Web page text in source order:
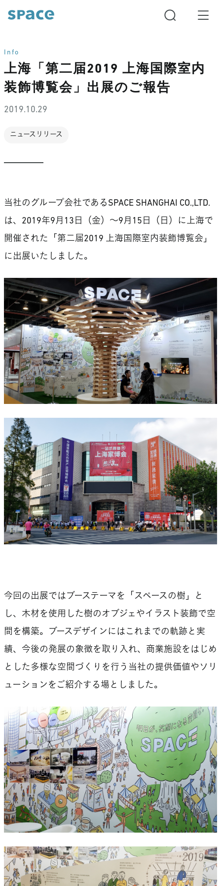
Info
上海「第二届2019 上海国際室内
装飾博覧会」出展のご報告
2019.10.29
ニュースリリース
当社のグループ会社であるSPACE SHANGHAI CO.,LTD.
は、2019年9月13日（金）～9月15日（日）に上海で
開催された「第二届2019 上海国際室内装飾博覧会」
に出展いたしました。
今回の出展ではブーステーマを「スペースの樹」と
し、木材を使用した樹のオブジェやイラスト装飾で空
間を構築。ブースデザインにはこれまでの軌跡と実
績、今後の発展の象徴を取り入れ、商業施設をはじめ
とした多様な空間づくりを行う当社の提供価値やソリ
ューションをご紹介する場としました。